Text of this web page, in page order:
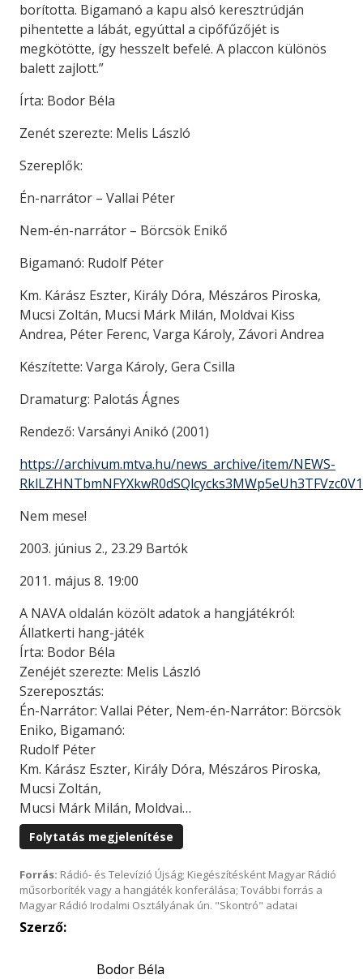
borította. Bigamanó a kapu alsó keresztrúdján
pihentette a lábát, egyúttal a cipőfűzőjét is
megkötötte, így hesszelt befelé. A placcon különös
balett zajlott.”
Írta: Bodor Béla
Zenét szerezte: Melis László
Szereplők:
Én-narrátor – Vallai Péter
Nem-én-narrátor – Börcsök Enikő
Bigamanó: Rudolf Péter
Km. Kárász Eszter, Király Dóra, Mészáros Piroska,
Mucsi Zoltán, Mucsi Márk Milán, Moldvai Kiss
Andrea, Péter Ferenc, Varga Károly, Závori Andrea
Készítette: Varga Károly, Gera Csilla
Dramaturg: Palotás Ágnes
Rendező: Varsányi Anikó (2001)
https://archivum.mtva.hu/news_archive/item/NEWS-
Nem mese!
2003. június 2., 23.29 Bartók
2011. május 8. 19:00
A NAVA oldalán közölt adatok a hangjátékról:
Állatkerti hang-játék
Írta: Bodor Béla
Zenéjét szerezte: Melis László
Szereposztás:
Én-Narrátor: Vallai Péter, Nem-én-Narrátor: Börcsök
Eniko, Bigamanó:
Rudolf Péter
Km. Kárász Eszter, Király Dóra, Mészáros Piroska,
Mucsi Zoltán,
Mucsi Márk Milán, Moldvai…
Folytatás megjelenítése
Forrás: Rádió- és Televízió Újság; Kiegészítésként Magyar Rádió
műsorboríték vagy a hangjáték konferálása; További forrás a
Magyar Rádió Irodalmi Osztályának ún. "Skontró" adatai
Szerző:
Bodor Béla